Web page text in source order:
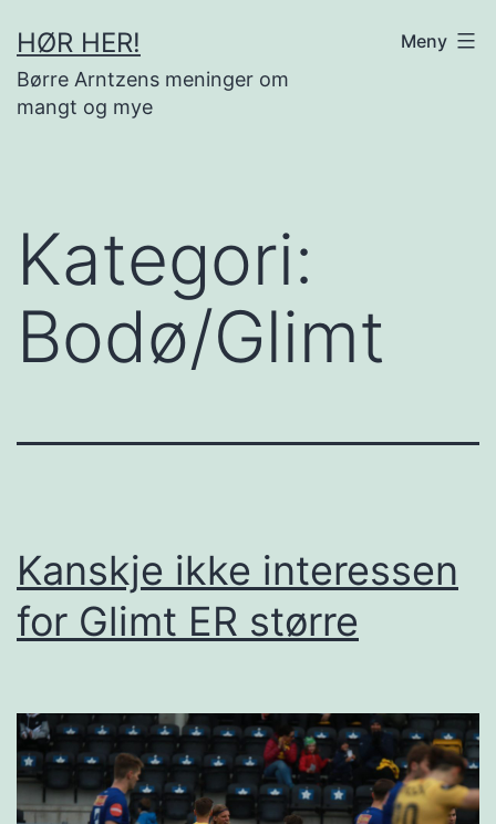
til
innhold
HØR HER!
Børre Arntzens meninger om
mangt og mye
Meny
Kategori:
Bodø/Glimt
Kanskje ikke interessen
for Glimt ER større